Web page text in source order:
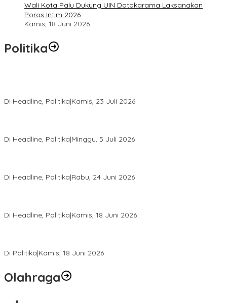
Wali Kota Palu Dukung UIN Datokarama Laksanakan
Poros Intim 2026
Kamis, 18 Juni 2026
Politika
Di Headline, Politika|Kamis, 23 Juli 2026
Di Headline, Politika|Minggu, 5 Juli 2026
Di Headline, Politika|Rabu, 24 Juni 2026
Di Headline, Politika|Kamis, 18 Juni 2026
Di Politika|Kamis, 18 Juni 2026
Olahraga